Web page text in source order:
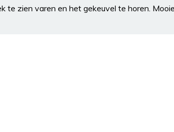
te zien varen en het gekeuvel te horen.